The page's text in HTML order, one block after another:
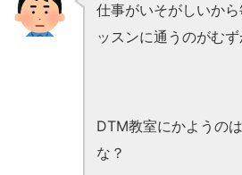
仕事がいそがしいか
ッスンに通うのがむず
DTM教室にかようの
な？